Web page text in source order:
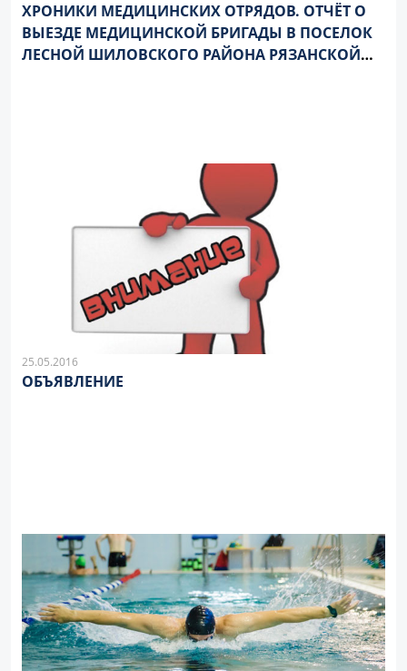
ХРОНИКИ МЕДИЦИНСКИХ ОТРЯДОВ. ОТЧЁТ О
ВЫЕЗДЕ МЕДИЦИНСКОЙ БРИГАДЫ В ПОСЕЛОК
ЛЕСНОЙ ШИЛОВСКОГО РАЙОНА РЯЗАНСКОЙ
25.05.2016
ОБЪЯВЛЕНИЕ